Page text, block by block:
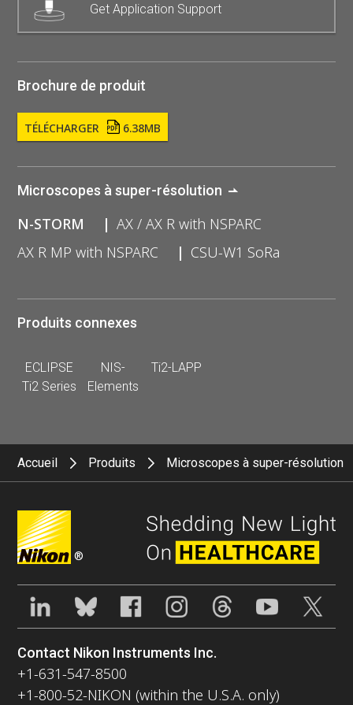
Get Application Support
Brochure de produit
TÉLÉCHARGER 6.38MB
Microscopes à super-résolution
N-STORM
AX / AX R with NSPARC
AX R MP with NSPARC
CSU-W1 SoRa
Produits connexes
ECLIPSE
Ti2 Series
NIS-
Elements
Ti2-LAPP
Accueil Produits Microscopes à super-résolution
®
Contact Nikon Instruments Inc.
+1-631-547-8500
+1-800-52-NIKON (within the U.S.A. only)